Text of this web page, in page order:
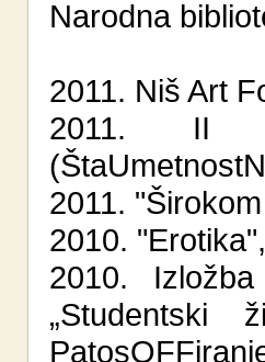
Narodna
2011. Niš Art
2011. II
2011.
2010.
2010.
„Studentski